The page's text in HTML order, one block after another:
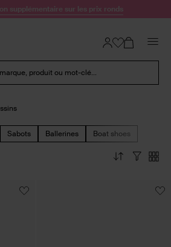
supplémentaire sur les prix ronds
produit ou mot-clé...
Sabots Ballerines Boat shoes